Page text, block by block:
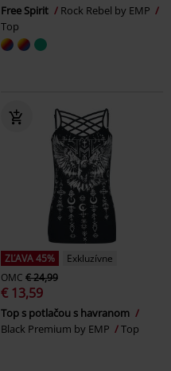
Free Spirit
Rock Rebel by EMP
Top
ZĽAVA 45%
Exkluzívne
OMC € 24,99
€ 13,59
Top s potlačou s havranom
Black Premium by EMP
Top